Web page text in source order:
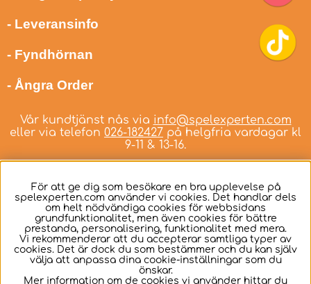
- Leveransinfo
- Fyndhörnan
- Ångra Order
Vår kundtjänst nås via info@spelexperten.com
eller via telefon 026-182427 på helgfria vardagar kl
9-11 & 13-16.
Svenska
För att ge dig som besökare en bra upplevelse på
spelexperten.com använder vi cookies. Det handlar dels
om helt nödvändiga cookies för webbsidans
grundfunktionalitet, men även cookies för bättre
prestanda, personalisering, funktionalitet med mera.
Vi rekommenderar att du accepterar samtliga typer av
cookies. Det är dock du som bestämmer och du kan själv
välja att anpassa dina cookie-inställningar som du
önskar.
Mer information om de cookies vi använder hittar du